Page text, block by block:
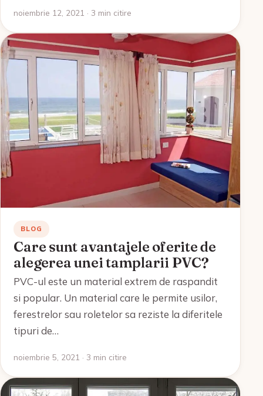
noiembrie 12, 2021 · 3 min citire
BLOG
Care sunt avantajele oferite de
alegerea unei tamplarii PVC?
PVC-ul este un material extrem de raspandit
si popular. Un material care le permite usilor,
ferestrelor sau roletelor sa reziste la diferitele
tipuri de…
noiembrie 5, 2021 · 3 min citire